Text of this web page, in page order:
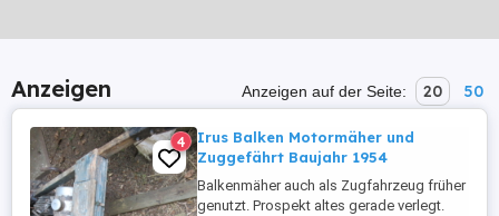
Anzeigen Anzeigen auf der Seite: 20 50
4
Irus Balken Motormäher und
Zuggefährt Baujahr 1954
Balkenmäher auch als Zugfahrzeug früher
genutzt. Prospekt altes gerade verlegt.